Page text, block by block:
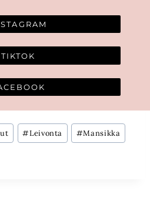
TIKTOK
#Leivonta #Mansikka